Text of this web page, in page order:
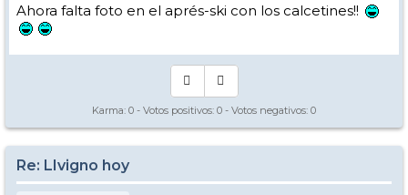
Ahora falta foto en el aprés-ski con los calcetines!!
Karma: 0 - Votos positivos: 0 - Votos negativos: 0
Re: LIvigno hoy